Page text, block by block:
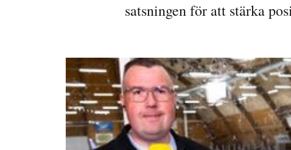
satsningen för att stärka